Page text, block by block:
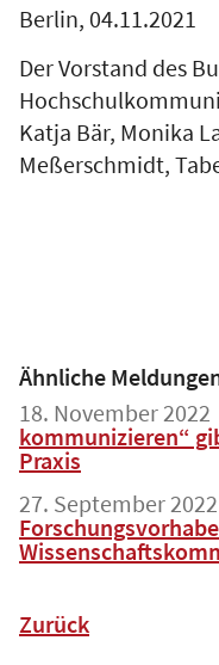
Berlin, 04.11.2021
Der Vorstand des
Katja Bär, Monika
Meßerschmidt,
Ähnliche
18. November 2022
kommunizieren“
Praxis
27. September 2022
Zurück